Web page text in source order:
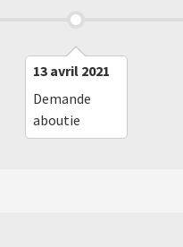
13 avril 2021
Demande
aboutie